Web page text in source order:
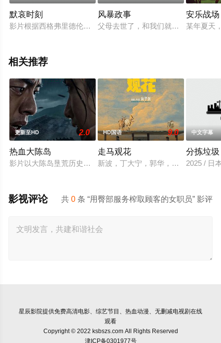
默哀时刻
影片根据西格弗里德伦茨的中篇小说《默哀时刻》改编。波罗
风暴政事
父母去世了，和我们就是什么。父母
安乐战场
某年夏天
相关推荐
更新至HD 2.0
热血大陈岛
影片以大陈岛垦荒历史为创作底色，在尊重历史真实性的前提
HD国语 9.0
走马观花
新波，丁大宁，郭华，程一木他们毕
中文字幕
分拣垃
2025 / 日
共0 条 “用臀部服务榨取顾客的女职员” 影评
影视评论
星辰影院提供免费高清电影、综艺节目、热血动漫、无删减电视剧在线
观看
Copyright © 2022 ksbszs.com All Rights Reserved
津ICP备0301977号